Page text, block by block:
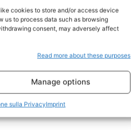
cookies to store and/or access device
us to process data such as browsing
consent, may adversely affect
Read more about these purposes
Manage options
sulla PrivacyImprint